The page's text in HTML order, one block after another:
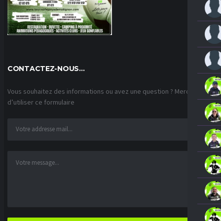
CONTACTEZ-NOUS…
Vous souhaitez des informations ou avez une question ? Merci
d’utiliser ce formulaire